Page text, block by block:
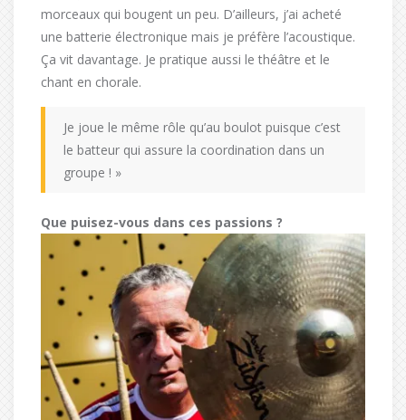
morceaux qui bougent un peu. D’ailleurs, j’ai acheté
une batterie électronique mais je préfère l’acoustique.
Ça vit davantage. Je pratique aussi le théâtre et le
chant en chorale.
Je joue le même rôle qu’au boulot puisque c’est
le batteur qui assure la coordination dans un
groupe ! »
Que puisez-vous dans ces passions ?